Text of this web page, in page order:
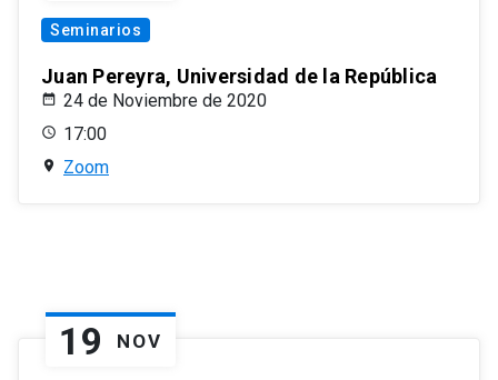
Seminarios
Juan Pereyra, Universidad de la República
24 de Noviembre de 2020
17:00
Zoom
19 NOV